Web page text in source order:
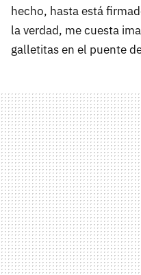
hecho, hasta está
la verdad, me cuesta
galletitas en el puente